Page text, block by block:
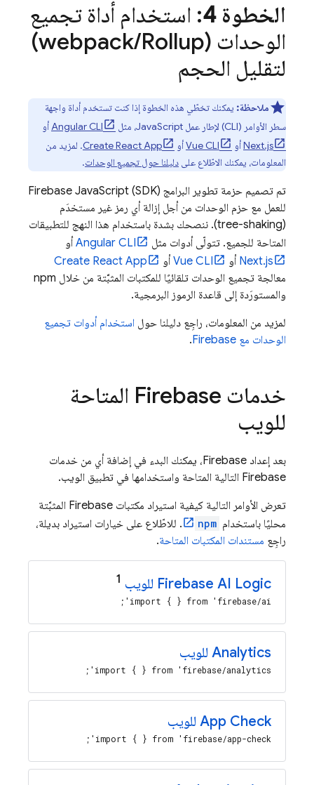
الخطوة 4 : استخدام أداة تجميع
الوحدات (webpack
/
Rollup)
لتقليل الحجم
ملاحظة: يمكنك تخطّي هذه الخطوة إذا كنت تستخدم أداة واجهة
سطر الأوامر (CLI) لإطار عمل JavaScript، مثل
Angular CLIأو
Next.jsأو Vue CLIأو Create React App. لمزيد من
المعلومات، يمكنك الاطّلاع على دليلنا حول تجميع الوحدات.
تم تصميم حزمة تطوير البرامج (SDK) Firebase JavaScript
للعمل مع حزم الوحدات من أجل إزالة أي رمز غير مستخدَم
(tree-shaking). ننصحك بشدة باستخدام هذا النهج للتطبيقات
المتاحة للجميع. تتولّى أدوات مثل
Angular CLI أو
Next.js أو Vue CLI أو
Create React App
معالجة تجميع الوحدات تلقائيًا للمكتبات المثبَّتة من خلال npm
والمستورَدة إلى قاعدة الرموز البرمجية.
لمزيد من المعلومات، راجِع دليلنا حول استخدام أدوات تجميع
الوحدات مع Firebase
.
خدمات Firebase المتاحة
للويب
بعد إعداد Firebase، يمكنك البدء في إضافة أي من خدمات
Firebase التالية المتاحة واستخدامها في تطبيق الويب.
تعرض الأوامر التالية كيفية استيراد مكتبات Firebase المثبَّتة
محليًا باستخدام npm
. للاطّلاع على خيارات استيراد بديلة،
راجِع مستندات المكتبات المتاحة.
Firebase AI Logic للويب 1
import { } from 'firebase/ai';
Analytics للويب
import { } from 'firebase/analytics';
App Check للويب
import { } from 'firebase/app-check';